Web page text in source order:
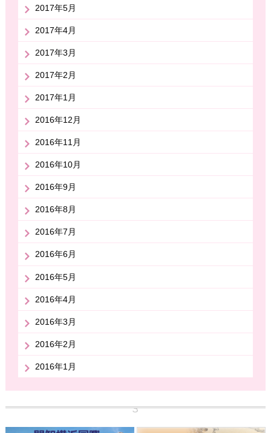
2017年5月
2017年4月
2017年3月
2017年2月
2017年1月
2016年12月
2016年11月
2016年10月
2016年9月
2016年8月
2016年7月
2016年6月
2016年5月
2016年4月
2016年3月
2016年2月
2016年1月